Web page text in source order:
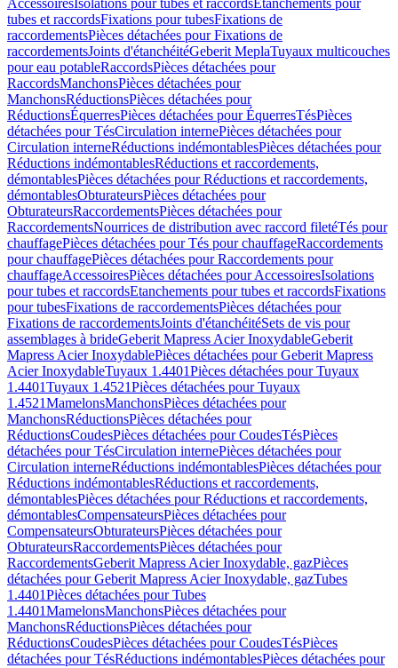
AccessoiresIsolations pour tubes et raccordsEtanchements pour
tubes et raccordsFixations pour tubesFixations de
raccordementsPièces détachées pour Fixations de
raccordementsJoints d'étanchéitéGeberit MeplaTuyaux multicouches
pour eau potableRaccordsPièces détachées pour
RaccordsManchonsPièces détachées pour
ManchonsRéductionsPièces détachées pour
RéductionsÉquerresPièces détachées pour ÉquerresTésPièces
détachées pour TésCirculation internePièces détachées pour
Circulation interneRéductions indémontablesPièces détachées pour
Réductions indémontablesRéductions et raccordements,
démontablesPièces détachées pour Réductions et raccordements,
démontablesObturateursPièces détachées pour
ObturateursRaccordementsPièces détachées pour
RaccordementsNourrices de distribution avec raccord filetéTés pour
chauffagePièces détachées pour Tés pour chauffageRaccordements
pour chauffagePièces détachées pour Raccordements pour
chauffageAccessoiresPièces détachées pour AccessoiresIsolations
pour tubes et raccordsEtanchements pour tubes et raccordsFixations
pour tubesFixations de raccordementsPièces détachées pour
Fixations de raccordementsJoints d'étanchéitéSets de vis pour
assemblages à brideGeberit Mapress Acier InoxydableGeberit
Mapress Acier InoxydablePièces détachées pour Geberit Mapress
Acier InoxydableTuyaux 1.4401Pièces détachées pour Tuyaux
1.4401Tuyaux 1.4521Pièces détachées pour Tuyaux
1.4521MamelonsManchonsPièces détachées pour
ManchonsRéductionsPièces détachées pour
RéductionsCoudesPièces détachées pour CoudesTésPièces
détachées pour TésCirculation internePièces détachées pour
Circulation interneRéductions indémontablesPièces détachées pour
Réductions indémontablesRéductions et raccordements,
démontablesPièces détachées pour Réductions et raccordements,
démontablesCompensateursPièces détachées pour
CompensateursObturateursPièces détachées pour
ObturateursRaccordementsPièces détachées pour
RaccordementsGeberit Mapress Acier Inoxydable, gazPièces
détachées pour Geberit Mapress Acier Inoxydable, gazTubes
1.4401Pièces détachées pour Tubes
1.4401MamelonsManchonsPièces détachées pour
ManchonsRéductionsPièces détachées pour
RéductionsCoudesPièces détachées pour CoudesTésPièces
détachées pour TésRéductions indémontablesPièces détachées pour